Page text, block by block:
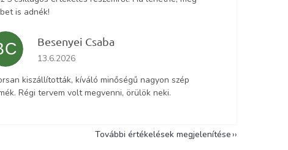
is adnék!
Besenyei Csaba
Az áruház értékelése 5-ből 5 csillag.
13.6.2026
kiszállították, kíváló minőségű nagyon szép
Régi tervem volt megvenni, örülök neki.
További értékelések megjelenítése